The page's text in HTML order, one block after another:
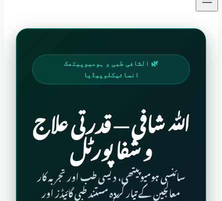
🌿 الشافی طبی و ہومیوپیتھک
انسائیکلوپیڈیا
الـلّٰـہ شـافـی — قدرتی علاج
و شفا پورٹل
سائنسی ہومیوپیتھی، دیسی طب اور تجربہ کار
معالجین کے تیار کردہ مستند طبی گائیڈز اور